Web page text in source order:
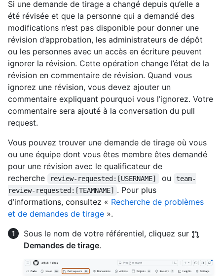
Si une demande de tirage a changé depuis qu’elle a
été révisée et que la personne qui a demandé des
modifications n’est pas disponible pour donner une
révision d’approbation, les administrateurs de dépôt
ou les personnes avec un accès en écriture peuvent
ignorer la révision. Cette opération change l’état de la
révision en commentaire de révision. Quand vous
ignorez une révision, vous devez ajouter un
commentaire expliquant pourquoi vous l’ignorez. Votre
commentaire sera ajouté à la conversation du pull
request.
Vous pouvez trouver une demande de tirage où vous
ou une équipe dont vous êtes membre êtes demandé
pour une révision avec le qualificateur de
recherche
review-requested:[USERNAME] ou
team-
review-requested:[TEAMNAME]
. Pour plus
d’informations, consultez « Recherche de problèmes
et de demandes de tirage ».
Sous le nom de votre référentiel, cliquez sur
Demandes de tirage.